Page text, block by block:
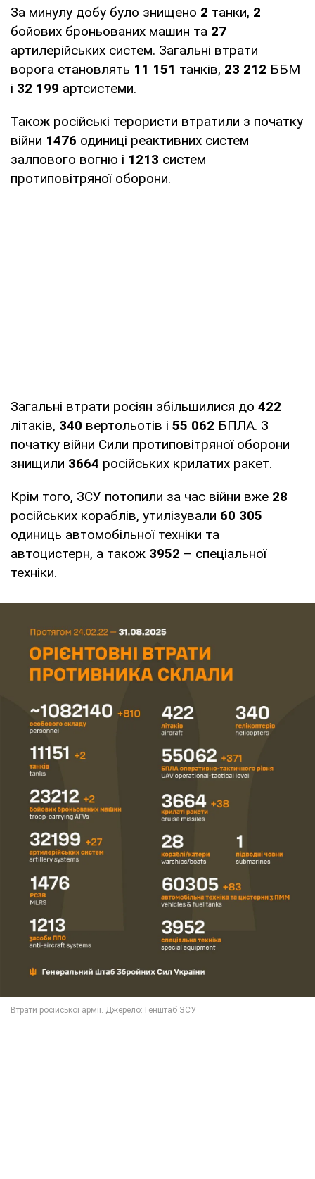
За минулу добу було знищено 2 танки, 2
бойових броньованих машин та 27
артилерійських систем. Загальні втрати
ворога становлять 11 151 танків, 23 212 ББМ
і 32 199 артсистеми.
Також російські терористи втратили з початку
війни 1476 одиниці реактивних систем
залпового вогню і 1213 систем
протиповітряної оборони.
Загальні втрати росіян збільшилися до 422
літаків, 340 вертольотів і 55 062 БПЛА. З
початку війни Сили протиповітряної оборони
знищили 3664 російських крилатих ракет.
Крім того, ЗСУ потопили за час війни вже 28
російських кораблів, утилізували 60 305
одиниць автомобільної техніки та
автоцистерн, а також 3952 – спеціальної
техніки.